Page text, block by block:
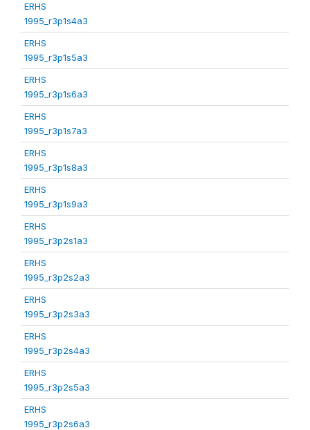
ERHS
1995_r3p1s4a3
ERHS
1995_r3p1s5a3
ERHS
1995_r3p1s6a3
ERHS
1995_r3p1s7a3
ERHS
1995_r3p1s8a3
ERHS
1995_r3p1s9a3
ERHS
1995_r3p2s1a3
ERHS
1995_r3p2s2a3
ERHS
1995_r3p2s3a3
ERHS
1995_r3p2s4a3
ERHS
1995_r3p2s5a3
ERHS
1995_r3p2s6a3